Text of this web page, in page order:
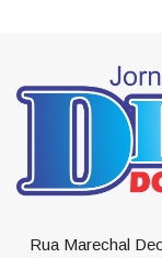
Rua Marechal